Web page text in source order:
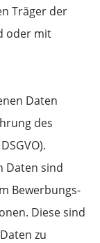
Träger der
oder mit
Daten
des
Daten sind
Bewerbungs-
Diese sind
zu